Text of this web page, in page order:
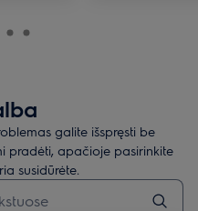
galite išspręsti be
pradėti, apačioje pasirinkite
susidūrėte.
straipsnių